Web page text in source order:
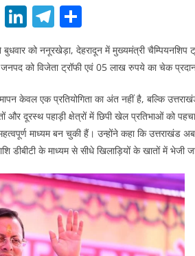
Pi
nt
er
st
Li
n
k
dI
n
T
el
e
gr
a
m
ar
e
बुधवार को ननूरखेड़ा, देहरादून में मुख्यमंत्री
को विजेता ट्रॉफी एवं 05 लाख रुपये का चेक
केवल एक प्रतियोगिता का अंत नहीं है, बल्कि
और दूरस्थ पहाड़ी क्षेत्रों में छिपी खेल प्रतिभाओं को
माध्यम बन चुकी हैं। उन्होंने कहा कि
डीबीटी के माध्यम से सीधे खिलाड़ियों के खातों में भेजी